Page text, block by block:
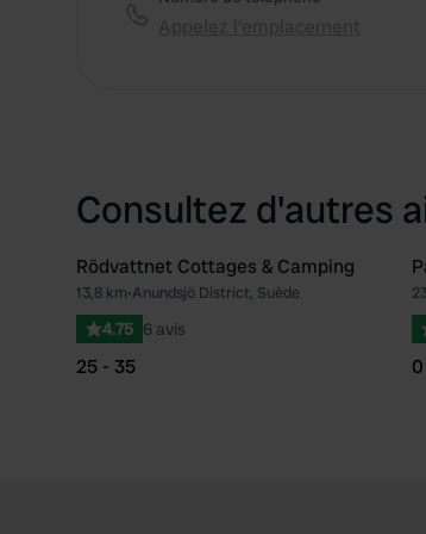
Consultez d'autres
Rödvattnet Cottages & Camping
13,8 km•Anundsjö District, Suède
4.75 6 avis
25 - 35